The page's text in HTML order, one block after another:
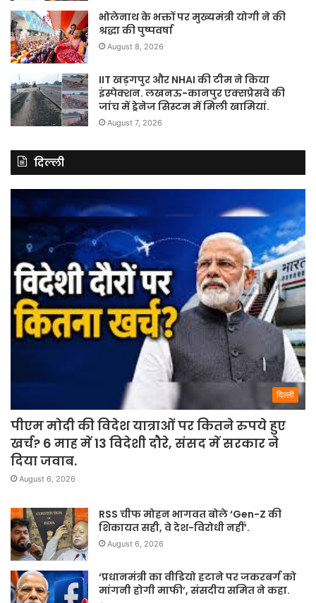
भोलेनाथ के भक्तों पर मुख्यमंत्री योगी ने की
श्रद्धा की पुष्पवर्षा
August 8, 2026
IIT खड़गपुर और NHAI की टीम ने किया
इंस्पेक्शन. लखनऊ-कानपुर एक्सप्रेसवे की
जांच में ड्रेनेज सिस्टम में मिली खामियां.
August 7, 2026
दिल्ली
दिल्ली
पीएम मोदी की विदेश यात्राओं पर कितने रुपये हुए
खर्च? 6 माह में 13 विदेशी दौरे, संसद में सरकार ने
दिया जवाब.
August 6, 2026
RSS चीफ मोहन भागवत बोले ‘Gen-Z की
शिकायत सही, वे देश-विरोधी नहीं’.
August 6, 2026
‘प्रधानमंत्री का वीडियो हटाने पर जकरबर्ग को
मांगनी होगी माफी’, संसदीय समित ने कहा.